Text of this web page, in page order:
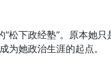
下政经塾”。原本她
为她政治生涯的起点。